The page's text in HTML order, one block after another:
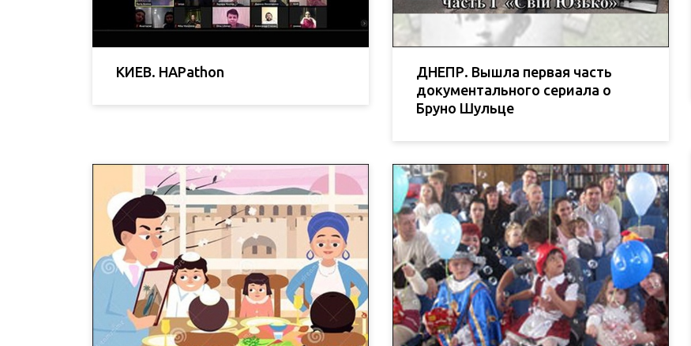
КИЕВ. HAPathon
ДНЕПР. Вышла первая часть
документального сериала о
Бруно Шульце